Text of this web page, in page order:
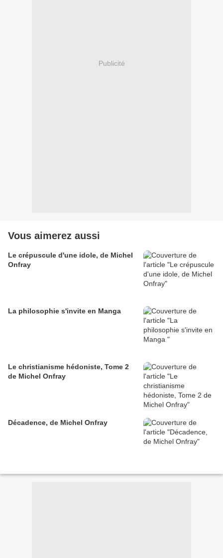
Publicité
Vous aimerez aussi
Le crépuscule d'une idole, de Michel
Onfray
La philosophie s'invite en Manga
Le christianisme hédoniste, Tome 2
de Michel Onfray
Décadence, de Michel Onfray